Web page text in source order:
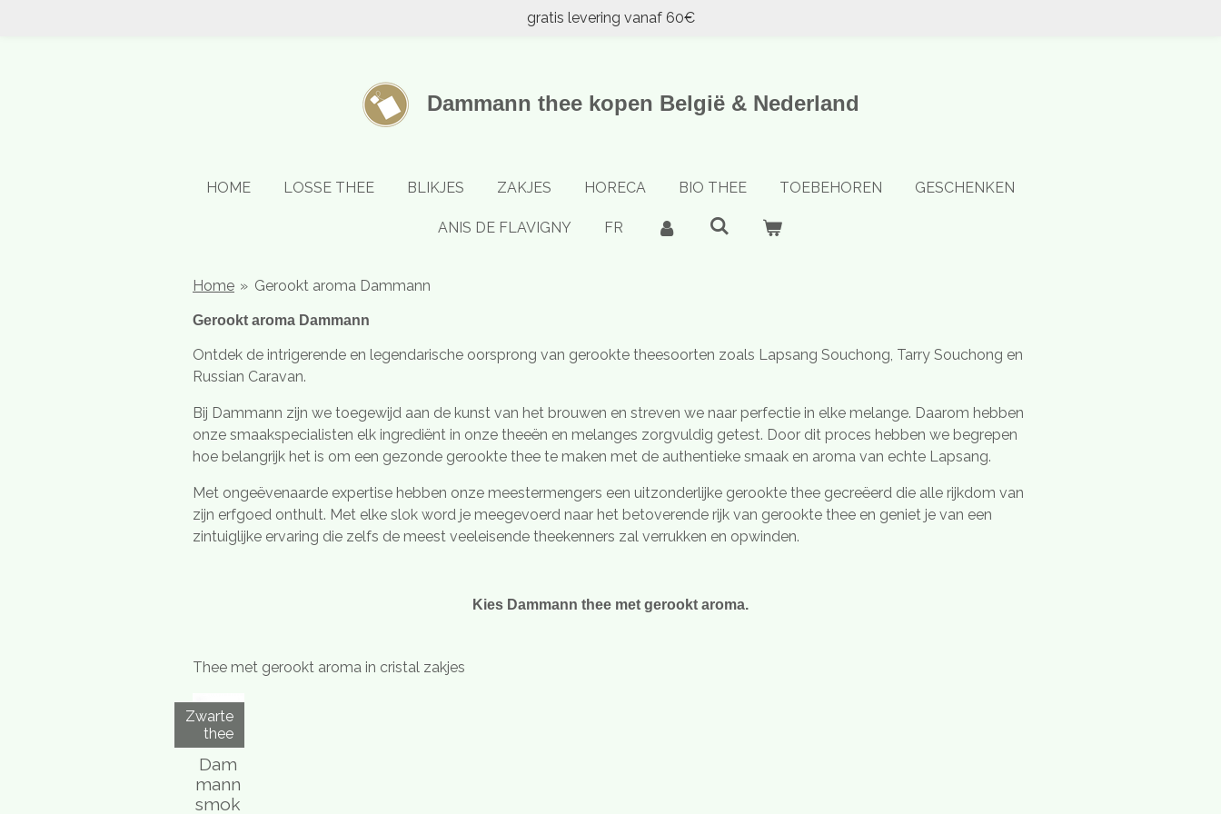
gratis levering vanaf 60€
Dammann thee kopen België & Nederland
HOME LOSSE THEE BLIKJES ZAKJES HORECA BIO THEE TOEBEHOREN GESCHENKEN
ANIS DE FLAVIGNY FR
Home » Gerookt aroma Dammann
Gerookt aroma Dammann
Ontdek de intrigerende en legendarische oorsprong van gerookte theesoorten zoals Lapsang Souchong, Tarry Souchong en
Russian Caravan.
Bij Dammann zijn we toegewijd aan de kunst van het brouwen en streven we naar perfectie in elke melange. Daarom hebben
onze smaakspecialisten elk ingrediënt in onze theeën en melanges zorgvuldig getest. Door dit proces hebben we begrepen
hoe belangrijk het is om een gezonde gerookte thee te maken met de authentieke smaak en aroma van echte Lapsang.
Met ongeëvenaarde expertise hebben onze meestermengers een uitzonderlijke gerookte thee gecreëerd die alle rijkdom van
zijn erfgoed onthult. Met elke slok word je meegevoerd naar het betoverende rijk van gerookte thee en geniet je van een
zintuiglijke ervaring die zelfs de meest veeleisende theekenners zal verrukken en opwinden.
Kies Dammann thee met gerookt aroma.
Thee met gerookt aroma in cristal zakjes
Zwarte
thee
Dam
mann
smok